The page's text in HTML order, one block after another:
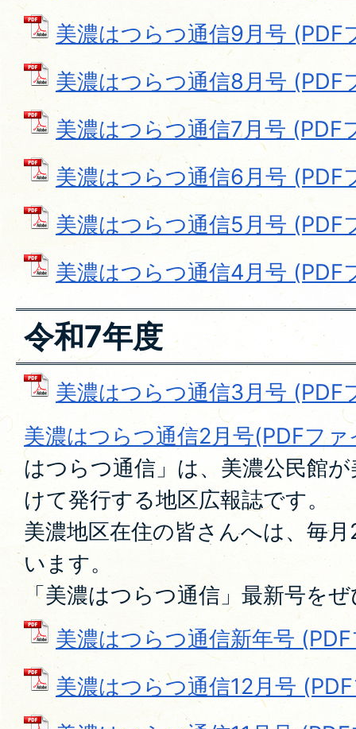
美濃はつらつ通信9月号 (PDF
美濃はつらつ通信8月号 (PDF
美濃はつらつ通信7月号 (PDF
美濃はつらつ通信6月号 (PDF
美濃はつらつ通信5月号 (PDF
美濃はつらつ通信4月号 (PDF
令和7年度
美濃はつらつ通信3月号 (PDF
美濃はつらつ通信2月号(PDFフ
はつらつ通信」は、美濃公民館
けて発行する地区広報誌です。
美濃地区在住の皆さんへは、毎
います。
「美濃はつらつ通信」最新号を
美濃はつらつ通信新年号
美濃はつらつ通信12月号